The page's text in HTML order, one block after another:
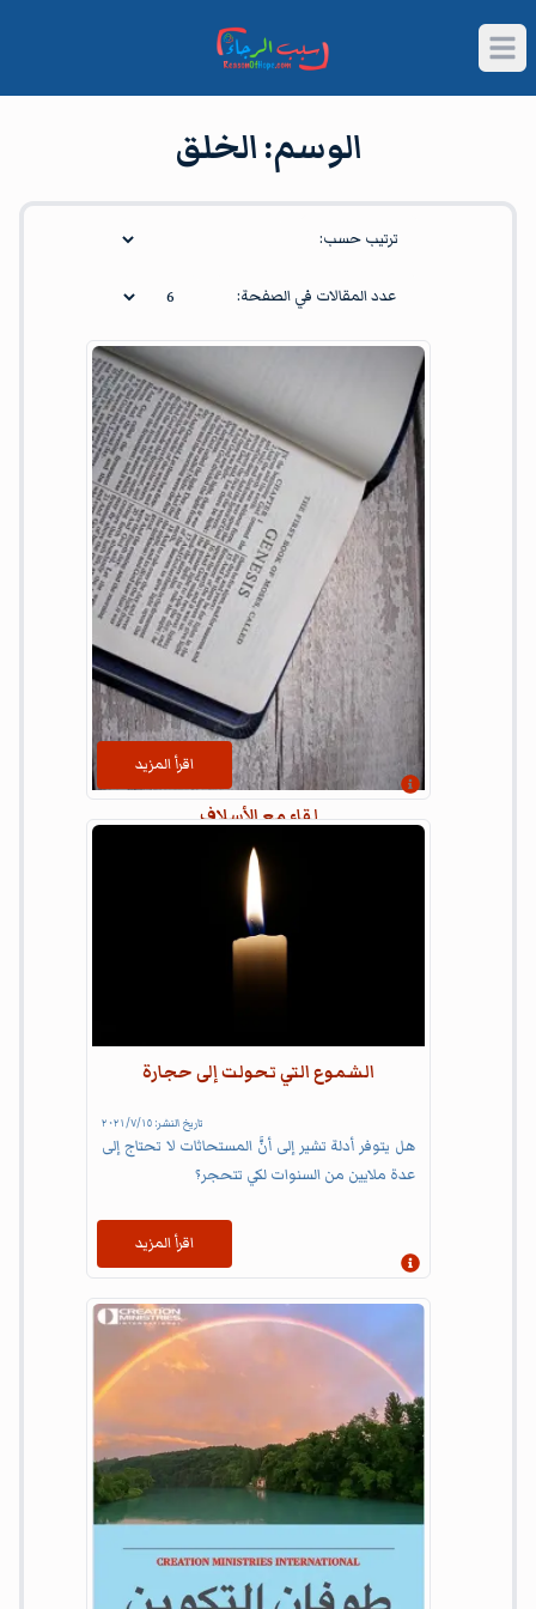
Open main menu
الوسم:الخلق
Articles
ترتيب حسب:
عدد المقالات في الصفحة:
لقاء مع الأسلاف
ما هو الحوار الذي قد يجري بين لامك والد نوح وبين
آدم؟ أو ما هو الحوار الذي قد يجري بين ابراهيم
إظهار المعلومات
اقرأ المزيد
الشموع التي تحولت إلى حجارة
تاريخ النشر: ١٥‏/٧‏/٢٠٢١
هل يتوفر أدلة تشير إلى أنَّ المستحاثات لا تحتاج إلى
عدة ملايين من السنوات لكي تتحجر؟
إظهار المعلومات
اقرأ المزيد